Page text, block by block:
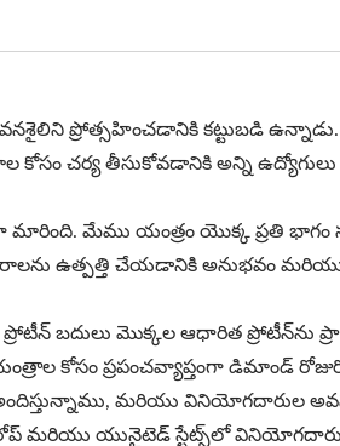
జీవనశైలిని ప్రోత్సహించడానికి కట్టుబడి
కోసం చర్య తీసుకోవడానికి అన్ని
మారింది. మేము యంత్రం యొక్క ప్రతి
ఉత్పత్తి చేయడానికి అనుభవం మరియు
బదులు మొక్కల ఆధారిత
కోసం ప్రపంచవ్యాప్తంగా డిమాండ్
మరియు వినియోగదారుల
మరియు యునైటెడ్ స్టేట్స్‌లో